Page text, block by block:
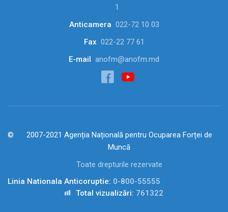
1
Anticamera 022-72 10 03
Fax 022-22 77 61
E-mail anofm@anofm.md
2007-2021 Agenția Națională pentru Ocuparea Forței de
Muncă
Toate drepturile rezervate
Linia Nationala Anticoruptie: 0-800-55555
Total vizualizări: 761322